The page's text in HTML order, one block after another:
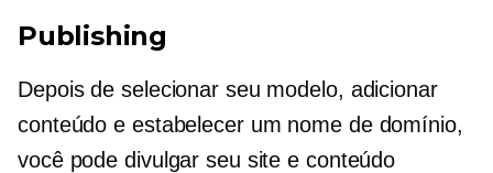
Publishing
Depois de selecionar seu modelo, adicionar
conteúdo e estabelecer um nome de domínio,
você pode divulgar seu site e conteúdo